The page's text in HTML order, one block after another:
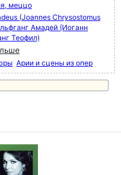
меццо
(Joannes Chrysostomus
Амадей (Иоганн
Теофил)
Арии и сцены из опер